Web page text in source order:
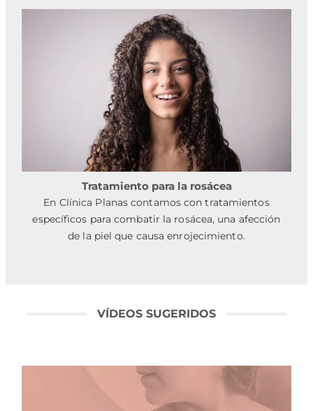
Tratamiento para la rosácea
En Clínica Planas contamos con tratamientos
específicos para combatir la rosácea, una afección
de la piel que causa enrojecimiento.
VÍDEOS SUGERIDOS